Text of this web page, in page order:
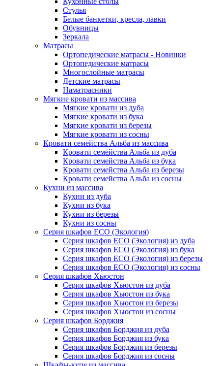
Стулья
Белые банкетки, кресла, лавки
Обувницы
Зеркала
Матрасы
Ортопедические матрасы - Новинки
Ортопедические матрасы
Многослойные матрасы
Детские матрасы
Наматрасники
Мягкие кровати из массива
Мягкие кровати из дуба
Мягкие кровати из бука
Мягкие кровати из березы
Мягкие кровати из сосны
Кровати семейства Альба из массива
Кровати семейства Альба из дуба
Кровати семейства Альба из бука
Кровати семейства Альба из березы
Кровати семейства Альба из сосны
Кухни из массива
Кухни из дуба
Кухни из бука
Кухни из березы
Кухни из сосны
Серия шкафов ECO (Экология)
Серия шкафов ECO (Экология) из дуба
Серия шкафов ECO (Экология) из бука
Серия шкафов ECO (Экология) из березы
Серия шкафов ECO (Экология) из сосны
Серия шкафов Хьюстон
Серия шкафов Хьюстон из дуба
Серия шкафов Хьюстон из бука
Серия шкафов Хьюстон из березы
Серия шкафов Хьюстон из сосны
Серия шкафов Борджия
Серия шкафов Борджия из дуба
Серия шкафов Борджия из бука
Серия шкафов Борджия из березы
Серия шкафов Борджия из сосны